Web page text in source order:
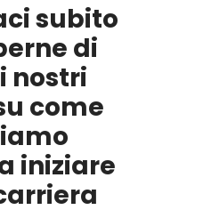
subito
di
nostri
come
iniziare